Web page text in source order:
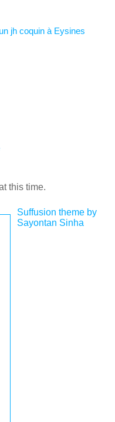
jh coquin à Eysines
this time.
Suffusion theme by
Sayontan Sinha